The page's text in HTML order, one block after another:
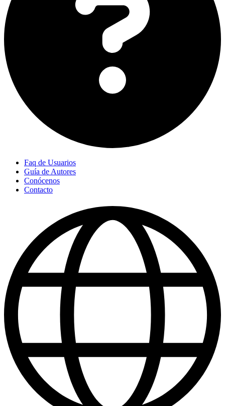
Faq de Usuarios
Guía de Autores
Conócenos
Contacto